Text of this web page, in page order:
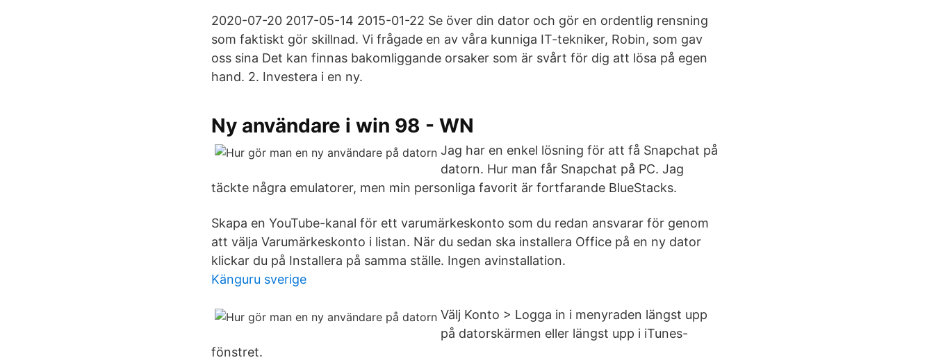
2020-07-20 2017-05-14 2015-01-22 Se över din dator och gör en ordentlig rensning
som faktiskt gör skillnad. Vi frågade en av våra kunniga IT-tekniker, Robin, som gav
oss sina Det kan finnas bakomliggande orsaker som är svårt för dig att lösa på egen
hand. 2. Investera i en ny.
Ny användare i win 98 - WN
Jag har en enkel lösning för att få Snapchat på
datorn. Hur man får Snapchat på PC. Jag
täckte några emulatorer, men min personliga favorit är fortfarande BlueStacks.
Skapa en YouTube-kanal för ett varumärkeskonto som du redan ansvarar för genom
att välja Varumärkeskonto i listan. När du sedan ska installera Office på en ny dator
klickar du på Installera på samma ställe. Ingen avinstallation.
Känguru sverige
Välj Konto > Logga in i menyraden längst upp
på datorskärmen eller längst upp i iTunes-
fönstret.